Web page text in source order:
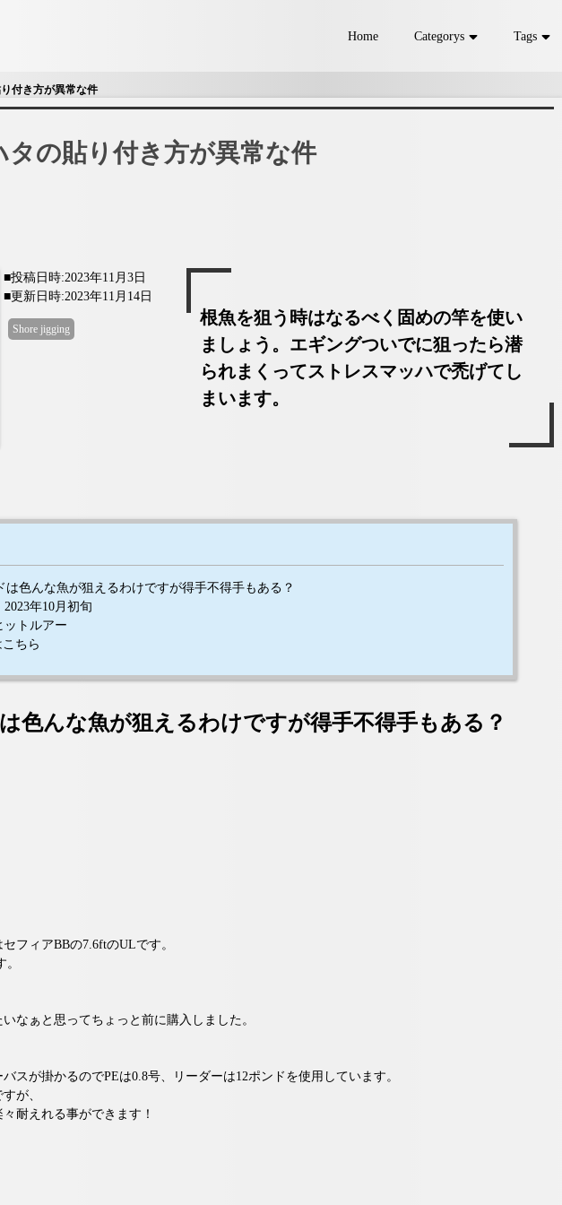
Home Categorys
Sea ​​bass Shore jigging Egging Mevering
Tags
サワラ
付き方が異常な件
タの貼り付き方が異常な件
■投稿日時:2023年11月3日
■更新日時:2023年11月14日
Shore jigging
根魚を狙う時はなるべく固めの竿を使い
ましょう。エギングついでに狙ったら潜
られまくってストレスマッハで禿げてし
まいます。
は色んな魚が狙えるわけですが得手不得手もある？
年10月初旬
ットルアー
こちら
色んな魚が狙えるわけですが得手不得手もある？
フィアBBの7.6ftのULです。
なぁと思ってちょっと前に購入しました。
スが掛かるのでPEは0.8号、リーダーは12ポンドを使用しています。
が、
耐えれる事ができます！